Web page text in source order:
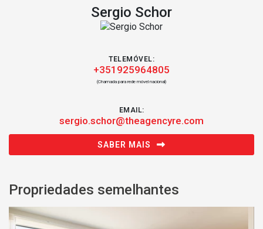
Sergio Schor
TELEMÓVEL:
+351925964805
(Chamada para rede móvel nacional)
EMAIL:
sergio.schor@theagencyre.com
SABER MAIS
Propriedades semelhantes